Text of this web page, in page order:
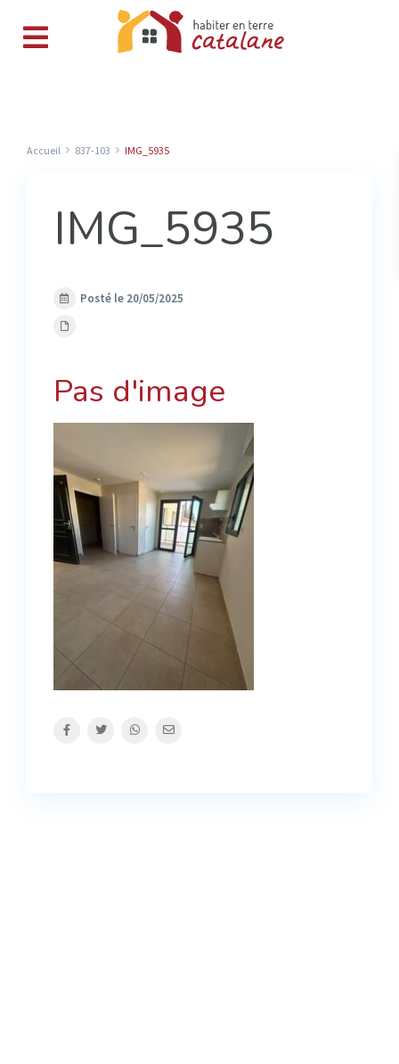
Accueil 837-103 IMG_5935
IMG_5935
Posté le 20/05/2025
Pas d'image